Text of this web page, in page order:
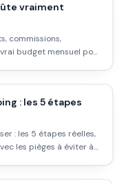
vraiment
commissions,
budget mensuel pour
: les 5 étapes
: les 5 étapes réelles,
les pièges à éviter à